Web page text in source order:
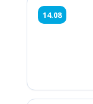
14.08